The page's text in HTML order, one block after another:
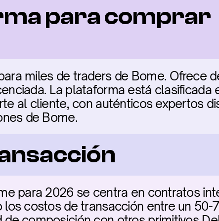
para comprar
miles de traders de Bome. Ofrece
La plataforma está clasificada
al cliente, con auténticos expertos
de Bome.
para 2026 se centra en contratos
costos de transacción entre un 50-